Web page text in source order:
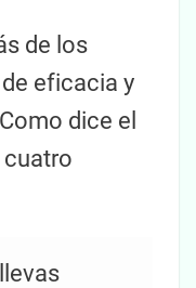
de los
eficacia y
dice el
cuatro